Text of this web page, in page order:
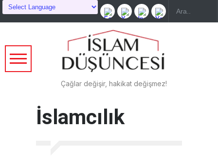
Çağlar değişir, hakikat değişmez!
İslamcılık